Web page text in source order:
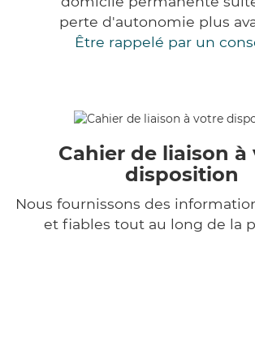
perte d'autonomie plus
Être rappelé par un
Cahier de liaison à
disposition
Nous fournissons des
et fiables tout au long de la